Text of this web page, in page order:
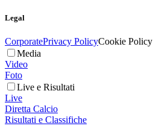
Legal
CorporatePrivacy PolicyCookie Policy
Media
Video
Foto
Live e Risultati
Live
Diretta Calcio
Risultati e Classifiche